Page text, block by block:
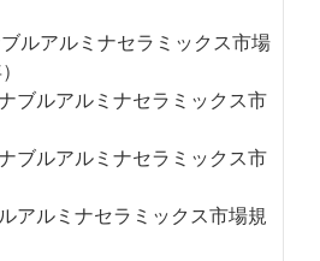
ルアルミナセラミックス市場
ブルアルミナセラミックス市
ブルアルミナセラミックス市
アルミナセラミックス市場規